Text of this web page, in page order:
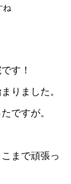
ね
す！
りました。
ですが。
まで頑張っ